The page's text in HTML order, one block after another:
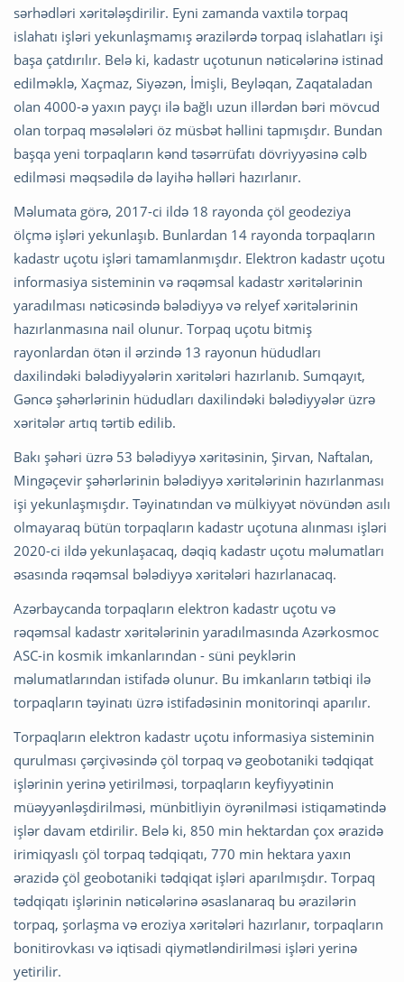
sərhədləri xəritələşdirilir. Eyni zamanda vaxtilə torpaq
islahatı işləri yekunlaşmamış ərazilərdə torpaq islahatları işi
başa çatdırılır. Belə ki, kadastr uçotunun nəticələrinə istinad
edilməklə, Xaçmaz, Siyəzən, İmişli, Beyləqan, Zaqataladan
olan 4000-ə yaxın payçı ilə bağlı uzun illərdən bəri mövcud
olan torpaq məsələləri öz müsbət həllini tapmışdır. Bundan
başqa yeni torpaqların kənd təsərrüfatı dövriyyəsinə cəlb
edilməsi məqsədilə də layihə həlləri hazırlanır.
Məlumata görə, 2017-ci ildə 18 rayonda çöl geodeziya
ölçmə işləri yekunlaşıb. Bunlardan 14 rayonda torpaqların
kadastr uçotu işləri tamamlanmışdır. Elektron kadastr uçotu
informasiya sisteminin və rəqəmsal kadastr xəritələrinin
yaradılması nəticəsində bələdiyyə və relyef xəritələrinin
hazırlanmasına nail olunur. Torpaq uçotu bitmiş
rayonlardan ötən il ərzində 13 rayonun hüdudları
daxilindəki bələdiyyələrin xəritələri hazırlanıb. Sumqayıt,
Gəncə şəhərlərinin hüdudları daxilindəki bələdiyyələr üzrə
xəritələr artıq tərtib edilib.
Bakı şəhəri üzrə 53 bələdiyyə xəritəsinin, Şirvan, Naftalan,
Mingəçevir şəhərlərinin bələdiyyə xəritələrinin hazırlanması
işi yekunlaşmışdır. Təyinatından və mülkiyyət növündən asılı
olmayaraq bütün torpaqların kadastr uçotuna alınması işləri
2020-ci ildə yekunlaşacaq, dəqiq kadastr uçotu məlumatları
əsasında rəqəmsal bələdiyyə xəritələri hazırlanacaq.
Azərbaycanda torpaqların elektron kadastr uçotu və
rəqəmsal kadastr xəritələrinin yaradılmasında Azərkosmoc
ASC-in kosmik imkanlarından - süni peyklərin
məlumatlarından istifadə olunur. Bu imkanların tətbiqi ilə
torpaqların təyinatı üzrə istifadəsinin monitorinqi aparılır.
Torpaqların elektron kadastr uçotu informasiya sisteminin
qurulması çərçivəsində çöl torpaq və geobotaniki tədqiqat
işlərinin yerinə yetirilməsi, torpaqların keyfiyyətinin
müəyyənləşdirilməsi, münbitliyin öyrənilməsi istiqamətində
işlər davam etdirilir. Belə ki, 850 min hektardan çox ərazidə
irimiqyaslı çöl torpaq tədqiqatı, 770 min hektara yaxın
ərazidə çöl geobotaniki tədqiqat işləri aparılmışdır. Torpaq
tədqiqatı işlərinin nəticələrinə əsaslanaraq bu ərazilərin
torpaq, şorlaşma və eroziya xəritələri hazırlanır, torpaqların
bonitirovkası və iqtisadi qiymətləndirilməsi işləri yerinə
yetirilir.